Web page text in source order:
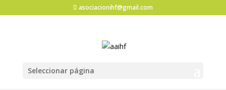
asociacionihf@gmail.com
Seleccionar página